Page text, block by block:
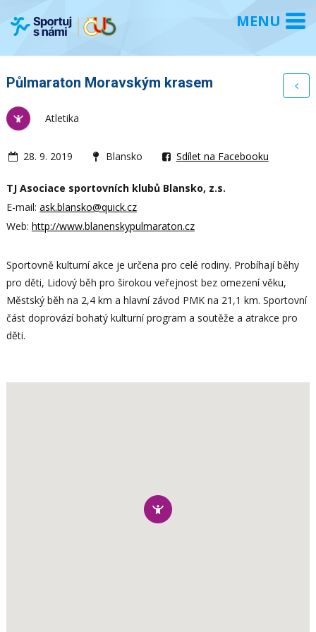
Půlmaraton Moravským krasem
Atletika
28. 9. 2019 Blansko Sdílet na Facebooku
TJ Asociace sportovních klubů Blansko, z.s.
E-mail: ask.blansko@quick.cz
Web: http://www.blanenskypulmaraton.cz
Sportovně kulturní akce je určena pro celé rodiny. Probíhají běhy
pro děti, Lidový běh pro širokou veřejnost bez omezení věku,
Městský běh na 2,4 km a hlavní závod PMK na 21,1 km. Sportovní
část doprovází bohatý kulturní program a soutěže a atrakce pro
děti.